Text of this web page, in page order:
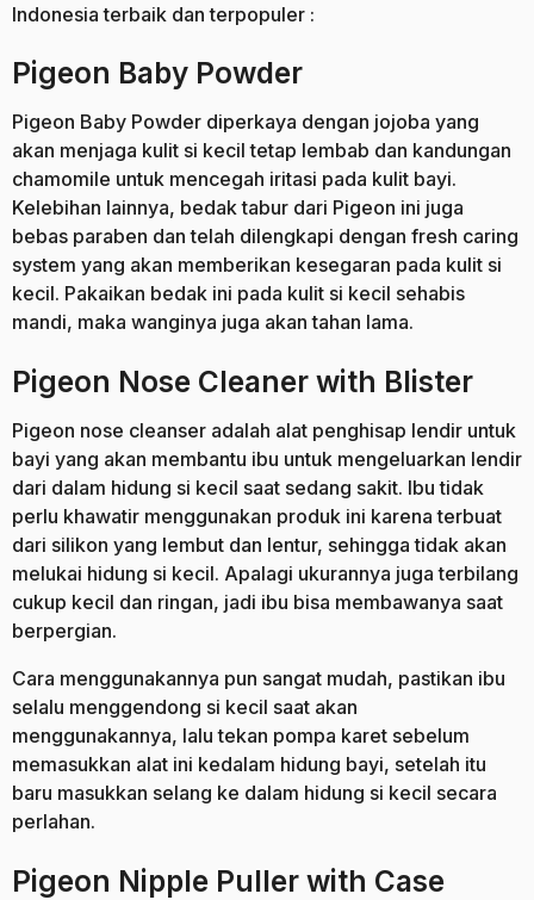
Indonesia terbaik dan terpopuler :
Pigeon Baby Powder
Pigeon Baby Powder diperkaya dengan jojoba yang
akan menjaga kulit si kecil tetap lembab dan kandungan
chamomile untuk mencegah iritasi pada kulit bayi.
Kelebihan lainnya, bedak tabur dari Pigeon ini juga
bebas paraben dan telah dilengkapi dengan fresh caring
system yang akan memberikan kesegaran pada kulit si
kecil. Pakaikan bedak ini pada kulit si kecil sehabis
mandi, maka wanginya juga akan tahan lama.
Pigeon Nose Cleaner with Blister
Pigeon nose cleanser adalah alat penghisap lendir untuk
bayi yang akan membantu ibu untuk mengeluarkan lendir
dari dalam hidung si kecil saat sedang sakit. Ibu tidak
perlu khawatir menggunakan produk ini karena terbuat
dari silikon yang lembut dan lentur, sehingga tidak akan
melukai hidung si kecil. Apalagi ukurannya juga terbilang
cukup kecil dan ringan, jadi ibu bisa membawanya saat
berpergian.
Cara menggunakannya pun sangat mudah, pastikan ibu
selalu menggendong si kecil saat akan
menggunakannya, lalu tekan pompa karet sebelum
memasukkan alat ini kedalam hidung bayi, setelah itu
baru masukkan selang ke dalam hidung si kecil secara
perlahan.
Pigeon Nipple Puller with Case